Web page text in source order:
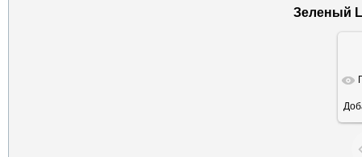
Зеленый